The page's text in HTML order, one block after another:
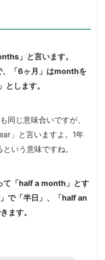
」と言います。
「6ヶ月」はmonthを
します。
同じ意味合いですが、
」と言いますよ。1年
いう意味ですね。
て「half a month」とす
で「半日」、「half an
ます。